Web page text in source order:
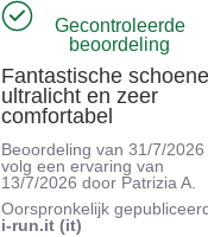
Gecontroleerde
beoordeling
Fantastische
ultralicht en zeer
comfortabel
Beoordeling van31/7/2026
volg een ervaring van
13/7/2026 door Patrizia A.
Oorspronkelijk
i-run.it (it)